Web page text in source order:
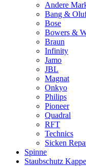
Andere
Bang &
Bose
Bowers &
Braun
Infinity
Jamo
JBL
Magnat
Onkyo
Philips
Pioneer
Quadral
RFT
Technics
Sicken
Spinne
Staubschutz